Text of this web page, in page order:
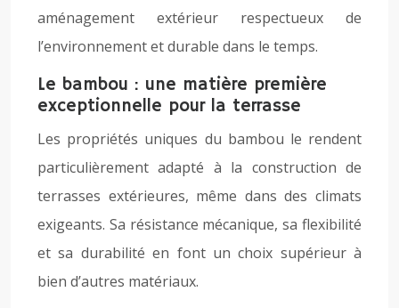
aménagement extérieur respectueux de
l’environnement et durable dans le temps.
Le bambou : une matière première
exceptionnelle pour la terrasse
Les propriétés uniques du bambou le rendent
particulièrement adapté à la construction de
terrasses extérieures, même dans des climats
exigeants. Sa résistance mécanique, sa flexibilité
et sa durabilité en font un choix supérieur à
bien d’autres matériaux.